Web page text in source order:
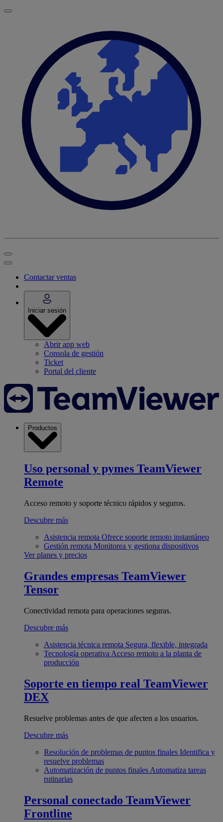
Contactar ventas
Iniciar sesión
Abrir app web
Consola de gestión
Ticket
Portal del cliente
Productos
Uso personal y pymes TeamViewer
Remote
Acceso remoto y soporte técnico rápidos y seguros.
Descubre más
Asistencia remota Ofrece soporte remoto instantáneo
Gestión remota Monitorea y gestiona dispositivos
Ver planes y precios
Grandes empresas TeamViewer
Tensor
Conectividad remota para operaciones seguras.
Descubre más
Asistencia técnica remota Segura, flexible, integrada
Tecnología operativa Acceso remoto a la planta de
producción
Soporte en tiempo real TeamViewer
DEX
Resuelve problemas antes de que afecten a los usuarios.
Descubre más
Resolución de problemas de puntos finales Identifica y
resuelve problemas
Automatización de puntos finales Automatiza tareas
rutinarias
Personal conectado TeamViewer
Frontline